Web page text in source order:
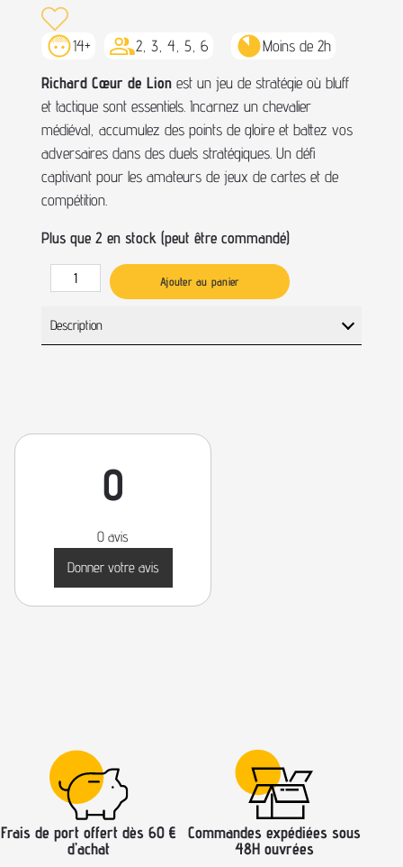
14+ 2, 3, 4, 5, 6
Moins de 2h
Richard Cœur de Lion est un jeu de stratégie où bluff
et tactique sont essentiels. Incarnez un chevalier
médiéval, accumulez des points de gloire et battez vos
adversaires dans des duels stratégiques. Un défi
captivant pour les amateurs de jeux de cartes et de
compétition.
Plus que 2 en stock (peut être commandé)
Ajouter au panier
Description
0
0 avis
Donner votre avis
Frais de port offert dès 60 €
d’achat
Commandes expédiées sous
48H ouvrées